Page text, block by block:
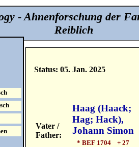
- Ahnenforschung der
Reiblich
Status: 05. Jan. 2025
Vater /
Father:
Haag (Haack;
Hag; Hack),
Johann Simon
* BEF 1704 + 27